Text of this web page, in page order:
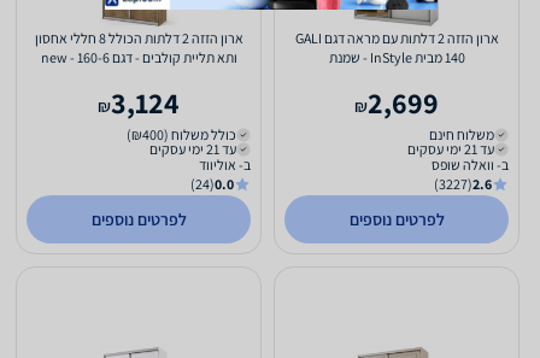
ארון הזזה 2 דלתות עם מראה דגם GALI
140 מבית InStyle - שמנת
2,699
₪
משלוח חינם
עד 21 ימי עסקים
ב- וואלה שופס
2.6
(3227)
לפרטים נוספים
ארון הזזה 2 דלתות הכולל 8 חללי אחסון
ותא תליית קולבים - דגם 160-6 - new
3,124
₪
כולל משלוח (₪400)
עד 21 ימי עסקים
ב- אוליווד
0.0
(24)
לפרטים נוספים